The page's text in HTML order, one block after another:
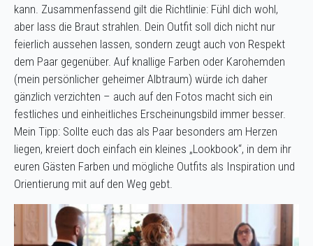
kann. Zusammenfassend gilt die Richtlinie: Fühl dich wohl,
aber lass die Braut strahlen. Dein Outfit soll dich nicht nur
feierlich aussehen lassen, sondern zeugt auch von Respekt
dem Paar gegenüber. Auf knallige Farben oder Karohemden
(mein persönlicher geheimer Albtraum) würde ich daher
gänzlich verzichten – auch auf den Fotos macht sich ein
festliches und einheitliches Erscheinungsbild immer besser.
Mein Tipp: Sollte euch das als Paar besonders am Herzen
liegen, kreiert doch einfach ein kleines „Lookbook“, in dem ihr
euren Gästen Farben und mögliche Outfits als Inspiration und
Orientierung mit auf den Weg gebt.